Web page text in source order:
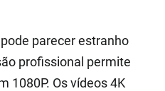
parecer estranho
profissional permite
1080P. Os vídeos 4K